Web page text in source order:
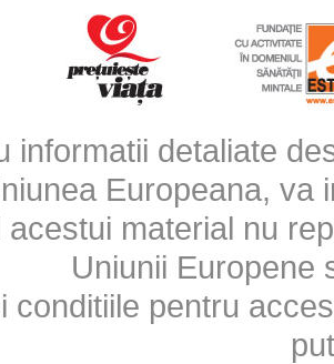
informatii detaliate
Europeana, va
acestui material nu
Uniunii Europene
conditiile pentru